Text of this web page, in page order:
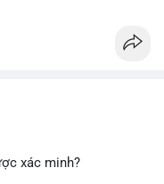
và chốt lời một phần.
dịch trước khi vào
xác minh?